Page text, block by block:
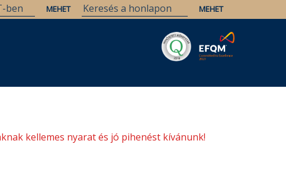
kellemes nyarat és jó pihenést kívánunk!